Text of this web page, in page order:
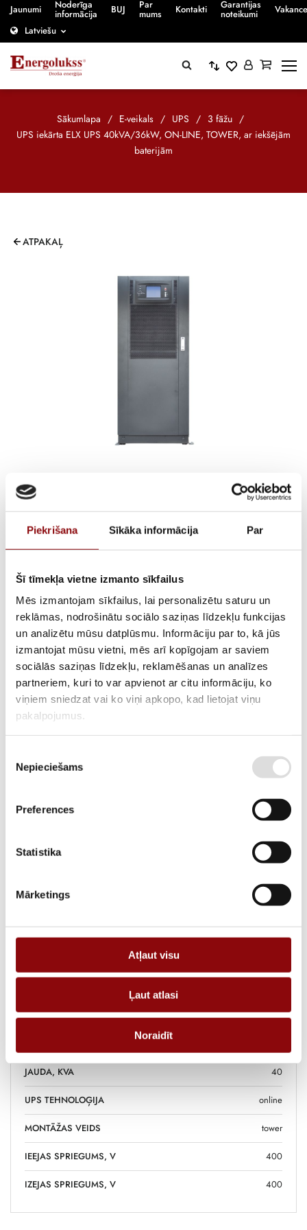
Piekrišana Sīkāka informācija Par
Šī tīmekļa vietne izmanto sīkfailus
Mēs izmantojam sīkfailus, lai personalizētu saturu un
reklāmas, nodrošinātu sociālo saziņas līdzekļu funkcijas
un analizētu mūsu datplūsmu. Informāciju par to, kā jūs
izmantojat mūsu vietni, mēs arī kopīgojam ar saviem
sociālās saziņas līdzekļu, reklamēšanas un analīzes
partneriem, kuri to var apvienot ar citu informāciju, ko
viņiem sniedzat vai ko viņi apkopo, kad lietojat viņu
pakalpojumus.
izvēle
Nepieciešams
Preferences
Statistika
Mārketings
Atļaut visu
Ļaut atlasi
Noraidīt
Jaunumi Noderīga
informācija BUJ Par
mums Kontakti Garantijas
noteikumi
Latviešu
Sākumlapa / E-veikals / UPS / 3 fāžu /
UPS iekārta ELX UPS 40kVA/36kW, ON-LINE, TOWER, ar iekšējām
baterijām
ATPAKAĻ
UPS iekārta ELX UPS
40kVA/36kW, ON-LINE,
TOWER, ar iekšējām
baterijām
ATLIKUMS Pieejams pēc pasūtījuma
ARTIKULS 12611043
RAŽOTĀJA KODS
PIEGĀDES LAIKS, JA PRECE NAV
NOLIKTAVĀ RĪGĀ
APRAKSTS
veiktspēju un uzticamību: ar digitālo vadības iekārtas kontroli pilnībā
nodrošina augstas kvalitātes spriegumu, augstu ieejas jaudas
RAŽOTĀJS ELX
JAUDA, KVA 40
UPS TEHNOLOĢIJA online
MONTĀŽAS VEIDS tower
IEEJAS SPRIEGUMS, V 400
IZEJAS SPRIEGUMS, V 400